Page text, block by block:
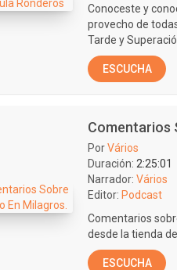
Conoceste y
provecho de
Tarde y
ESCUCHA
Comentarios
PorVários
Duración: 2:25:01
Narrador: Vários
Editor: Podcast
Comentarios
desde la tienda
ESCUCHA